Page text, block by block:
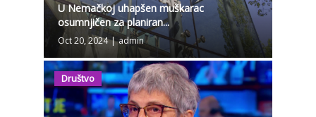
U Nemačkoj uhapšen muškarac
osumnjičen za planiran...
Oct 20, 2024 | admin
Društvo